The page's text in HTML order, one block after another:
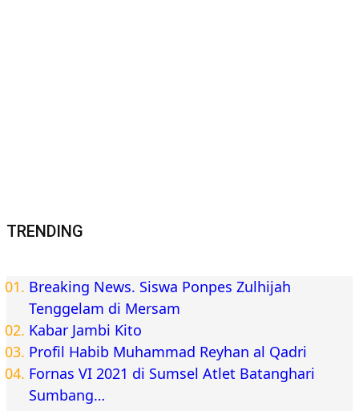
TRENDING
Breaking News. Siswa Ponpes Zulhijah
Tenggelam di Mersam
Kabar Jambi Kito
Profil Habib Muhammad Reyhan al Qadri
Fornas VI 2021 di Sumsel Atlet Batanghari
Sumbang…